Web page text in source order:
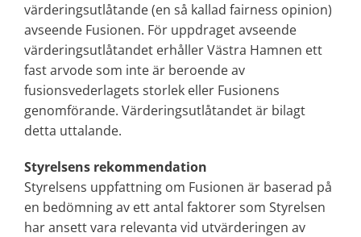
värderingsutlåtande (en så kallad fairness opinion)
avseende Fusionen. För uppdraget avseende
värderingsutlåtandet erhåller Västra Hamnen ett
fast arvode som inte är beroende av
fusionsvederlagets storlek eller Fusionens
genomförande. Värderingsutlåtandet är bilagt
detta uttalande.
Styrelsens rekommendation
Styrelsens uppfattning om Fusionen är baserad på
en bedömning av ett antal faktorer som Styrelsen
har ansett vara relevanta vid utvärderingen av